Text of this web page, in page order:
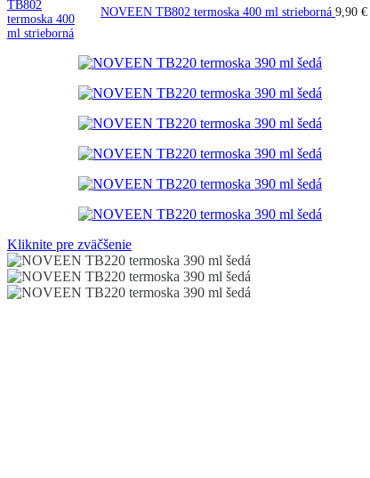
NOVEEN TB802 termoska 400 ml strieborná 9,90 €
Kliknite pre zväčšenie